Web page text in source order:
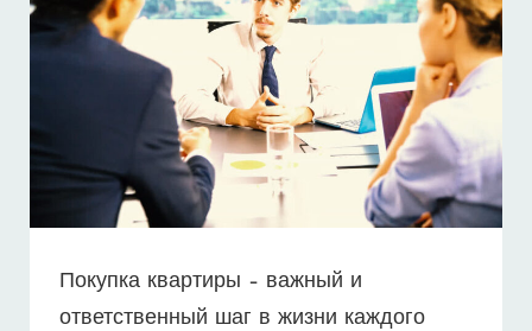
Покупка квартиры – важный и
ответственный шаг в жизни каждого